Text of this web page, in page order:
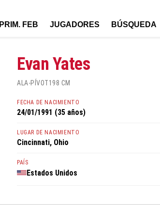
PRIM. FEB JUGADORES BÚSQUEDA
Evan Yates
ALA-PÍVOT198 CM
FECHA DE NACIMIENTO
24/01/1991 (35 años)
LUGAR DE NACIMIENTO
Cincinnati, Ohio
PAÍS
Estados Unidos